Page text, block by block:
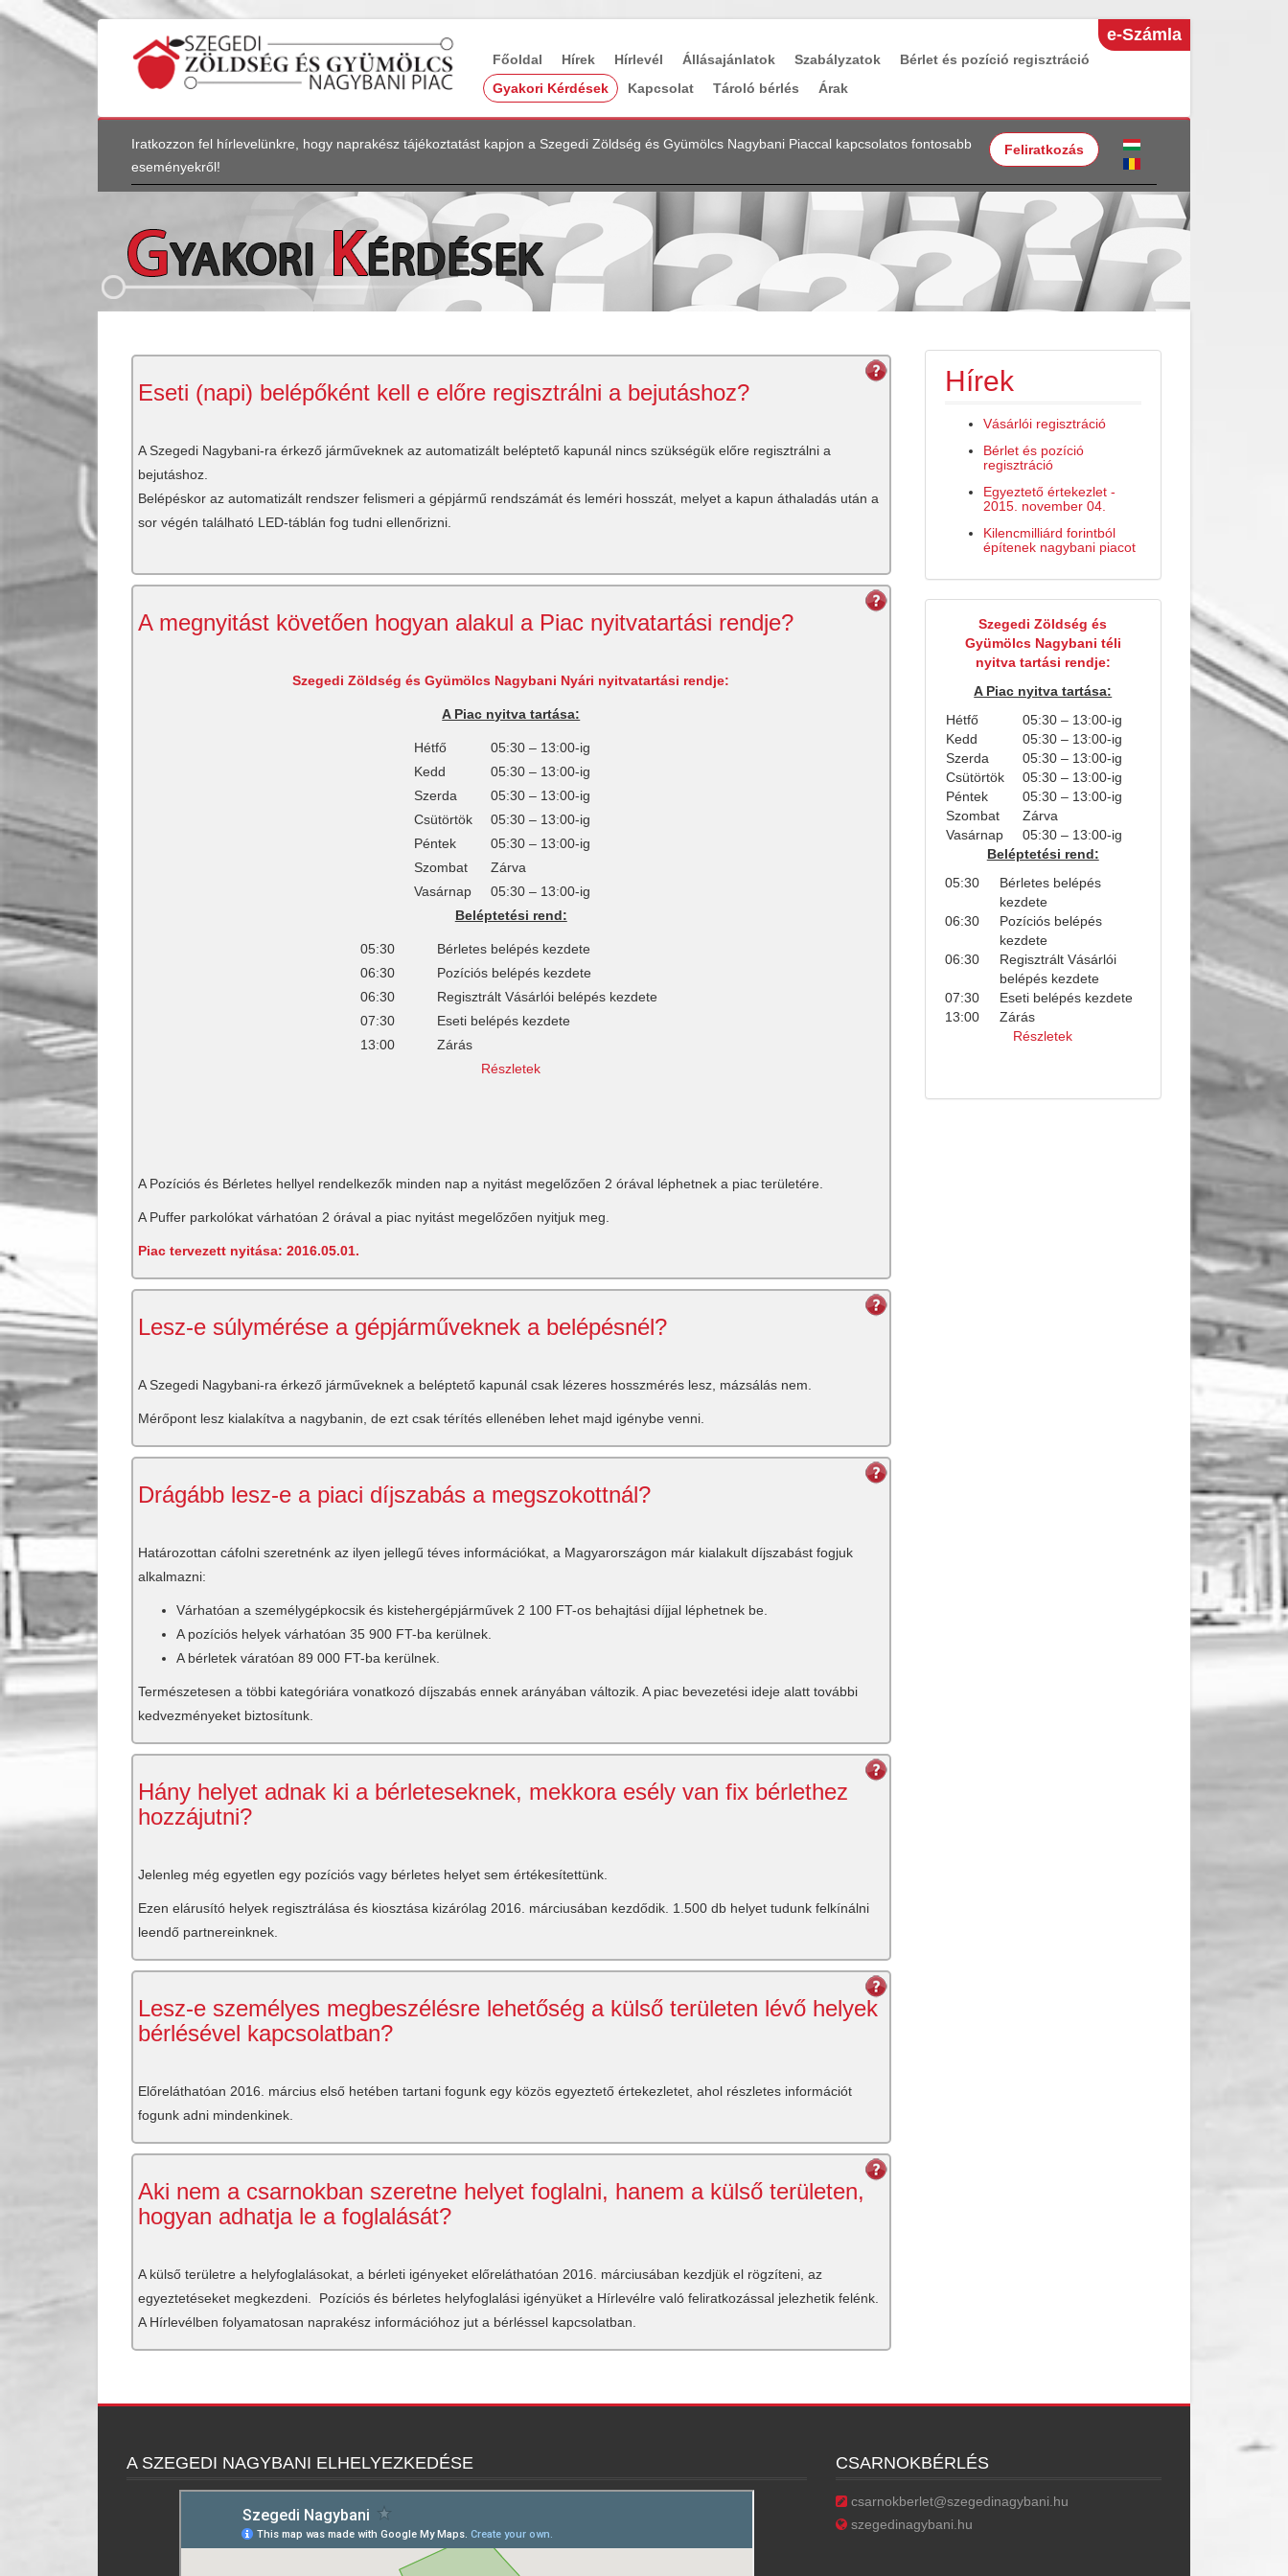
Főoldal Hírek Hírlevél Állásajánlatok
e-Számla
Szabályzatok
Bérlet és pozíció regisztráció
Gyakori Kérdések
Kapcsolat Tároló bérlés Árak
Feliratkozás
Iratkozzon fel hírlevelünkre, hogy naprakész tájékoztatást kapjon a Szegedi Zöldség és Gyümölcs Nagybani Piaccal kapcsolatos fontosabb
eseményekről!
Eseti (napi) belépőként kell e előre regisztrálni a bejutáshoz?
A Szegedi Nagybani-ra érkező járműveknek az automatizált beléptető kapunál nincs szükségük előre regisztrálni a
bejutáshoz.
Belépéskor az automatizált rendszer felismeri a gépjármű rendszámát és leméri hosszát, melyet a kapun áthaladás után a
sor végén található LED-táblán fog tudni ellenőrizni.
A megnyitást követően hogyan alakul a Piac nyitvatartási rendje?
Szegedi Zöldség és Gyümölcs Nagybani Nyári nyitvatartási rendje:
A Piac nyitva tartása:
Hétfő
05:30 – 13:00-ig
Kedd
05:30 – 13:00-ig
Szerda
05:30 – 13:00-ig
Csütörtök
05:30 – 13:00-ig
Péntek
05:30 – 13:00-ig
Szombat
Zárva
Vasárnap
05:30 – 13:00-ig
Beléptetési rend:
05:30
Bérletes belépés kezdete
06:30
Pozíciós belépés kezdete
06:30
Regisztrált Vásárlói belépés kezdete
07:30
Eseti belépés kezdete
13:00
Zárás
Részletek
A Pozíciós és Bérletes hellyel rendelkezők minden nap a nyitást megelőzően 2 órával léphetnek a piac területére.
A Puffer parkolókat várhatóan 2 órával a piac nyitást megelőzően nyitjuk meg.
Piac tervezett nyitása: 2016.05.01.
Lesz-e súlymérése a gépjárműveknek a belépésnél?
A Szegedi Nagybani-ra érkező járműveknek a beléptető kapunál csak lézeres hosszmérés lesz, mázsálás nem.
Mérőpont lesz kialakítva a nagybanin, de ezt csak térítés ellenében lehet majd igénybe venni.
Drágább lesz-e a piaci díjszabás a megszokottnál?
Határozottan cáfolni szeretnénk az ilyen jellegű téves információkat, a Magyarországon már kialakult díjszabást fogjuk
alkalmazni:
Várhatóan a személygépkocsik és kistehergépjárművek 2 100 FT-os behajtási díjjal léphetnek be.
A pozíciós helyek várhatóan 35 900 FT-ba kerülnek.
A bérletek váratóan 89 000 FT-ba kerülnek.
Természetesen a többi kategóriára vonatkozó díjszabás ennek arányában változik. A piac bevezetési ideje alatt további
kedvezményeket biztosítunk.
Hány helyet adnak ki a bérleteseknek, mekkora esély van fix bérlethez
hozzájutni?
Jelenleg még egyetlen egy pozíciós vagy bérletes helyet sem értékesítettünk.
Ezen elárusító helyek regisztrálása és kiosztása kizárólag 2016. márciusában kezdődik. 1.500 db helyet tudunk felkínálni
leendő partnereinknek.
Lesz-e személyes megbeszélésre lehetőség a külső területen lévő helyek
bérlésével kapcsolatban?
Előreláthatóan 2016. március első hetében tartani fogunk egy közös egyeztető értekezletet, ahol részletes információt
fogunk adni mindenkinek.
Aki nem a csarnokban szeretne helyet foglalni, hanem a külső területen,
hogyan adhatja le a foglalását?
A külső területre a helyfoglalásokat, a bérleti igényeket előreláthatóan 2016. márciusában kezdjük el rögzíteni, az
egyeztetéseket megkezdeni. Pozíciós és bérletes helyfoglalási igényüket a Hírlevélre való feliratkozással jelezhetik felénk.
A Hírlevélben folyamatosan naprakész információhoz jut a bérléssel kapcsolatban.
Hírek
Vásárlói regisztráció
Bérlet és pozíció
regisztráció
Egyeztető értekezlet -
2015. november 04.
Kilencmilliárd forintból
építenek nagybani piacot
Szegedi Zöldség és
Gyümölcs Nagybani téli
nyitva tartási rendje:
A Piac nyitva tartása:
Hétfő
05:30 – 13:00-ig
Kedd
05:30 – 13:00-ig
Szerda
05:30 – 13:00-ig
Csütörtök
05:30 – 13:00-ig
Péntek
05:30 – 13:00-ig
Szombat
Zárva
Vasárnap
05:30 – 13:00-ig
Beléptetési rend:
05:30
Bérletes belépés
kezdete
06:30
Pozíciós belépés
kezdete
06:30
Regisztrált Vásárlói
belépés kezdete
07:30
Eseti belépés kezdete
13:00
Zárás
Részletek
A SZEGEDI NAGYBANI ELHELYEZKEDÉSE CSARNOKBÉRLÉS
csarnokberlet@szegedinagybani.hu
szegedinagybani.hu